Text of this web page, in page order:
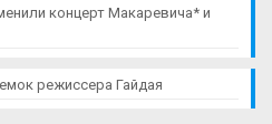
концерт Макаревича* и
режиссера Гайдая